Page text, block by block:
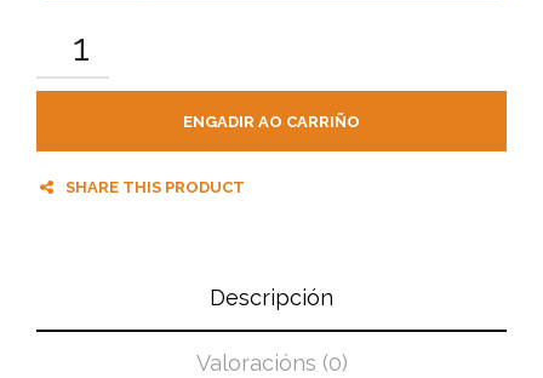
ENGADIR AO CARRIÑO
SHARE THIS PRODUCT
Descripción
Valoracións (0)